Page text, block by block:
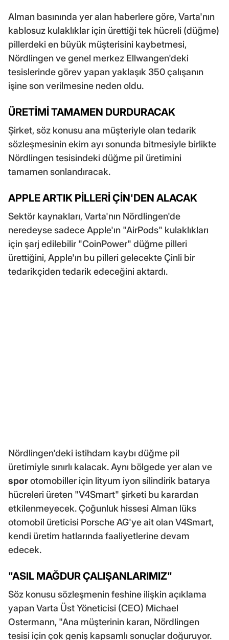
Alman basınında yer alan haberlere göre, Varta'nın
kablosuz kulaklıklar için ürettiği tek hücreli (düğme)
pillerdeki en büyük müşterisini kaybetmesi,
Nördlingen ve genel merkez Ellwangen'deki
tesislerinde görev yapan yaklaşık 350 çalışanın
işine son verilmesine neden oldu.
ÜRETİMİ TAMAMEN DURDURACAK
Şirket, söz konusu ana müşteriyle olan tedarik
sözleşmesinin ekim ayı sonunda bitmesiyle birlikte
Nördlingen tesisindeki düğme pil üretimini
tamamen sonlandıracak.
APPLE ARTIK PİLLERİ ÇİN'DEN ALACAK
Sektör kaynakları, Varta'nın Nördlingen'de
neredeyse sadece Apple'ın "AirPods" kulaklıkları
için şarj edilebilir "CoinPower" düğme pilleri
ürettiğini, Apple'ın bu pilleri gelecekte Çinli bir
tedarikçiden tedarik edeceğini aktardı.
Nördlingen'deki istihdam kaybı düğme pil
üretimiyle sınırlı kalacak. Aynı bölgede yer alan ve
sporotomobiller için lityum iyon silindirik batarya
hücreleri üreten "V4Smart" şirketi bu karardan
etkilenmeyecek. Çoğunluk hissesi Alman lüks
otomobil üreticisi Porsche AG'ye ait olan V4Smart,
kendi üretim hatlarında faaliyetlerine devam
edecek.
"ASIL MAĞDUR ÇALIŞANLARIMIZ"
Söz konusu sözleşmenin feshine ilişkin açıklama
yapan Varta Üst Yöneticisi (CEO) Michael
Ostermann, "Ana müşterinin kararı, Nördlingen
tesisi için çok geniş kapsamlı sonuçlar doğuruyor.